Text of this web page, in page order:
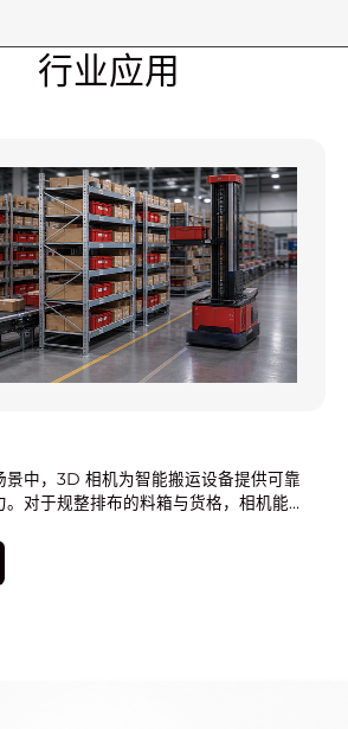
行业应用
景中，3D 相机为智能搬运设备提供可靠
。对于规整排布的料箱与货格，相机能够